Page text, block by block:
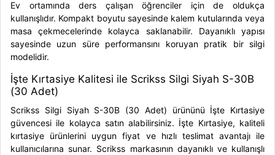
Ev ortamında ders çalışan öğrenciler için de oldukça
kullanışlıdır. Kompakt boyutu sayesinde kalem kutularında veya
masa çekmecelerinde kolayca saklanabilir. Dayanıklı yapısı
sayesinde uzun süre performansını koruyan pratik bir silgi
modelidir.
İşte Kırtasiye Kalitesi ile Scrikss Silgi Siyah S-30B
(30 Adet)
Scrikss Silgi Siyah S-30B (30 Adet) ürününü İşte Kırtasiye
güvencesi ile kolayca satın alabilirsiniz. İşte Kırtasiye, kaliteli
kırtasiye ürünlerini uygun fiyat ve hızlı teslimat avantajı ile
kullanıcılarına sunar. Scrikss markasının dayanıklı ve kullanışlı